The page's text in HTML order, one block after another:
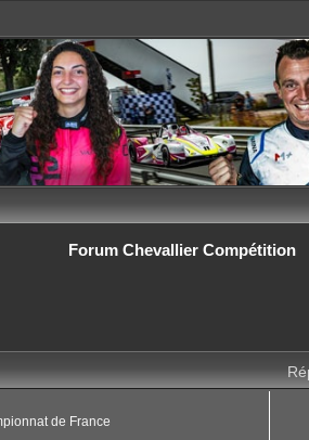
Forum Chevallier Compétition
de France